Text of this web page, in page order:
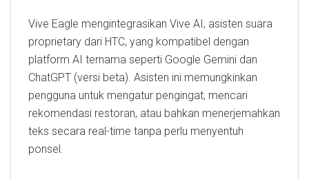
Vive Eagle mengintegrasikan Vive AI, asisten suara
proprietary dari HTC, yang kompatibel dengan
platform AI ternama seperti Google Gemini dan
ChatGPT (versi beta). Asisten ini memungkinkan
pengguna untuk mengatur pengingat, mencari
rekomendasi restoran, atau bahkan menerjemahkan
teks secara real-time tanpa perlu menyentuh
ponsel.